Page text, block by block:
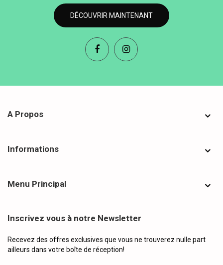
DÉCOUVRIR MAINTENANT
A Propos
Informations
Menu Principal
Inscrivez vous à notre Newsletter
Recevez des offres exclusives que vous ne trouverez nulle part
ailleurs dans votre boîte de réception!